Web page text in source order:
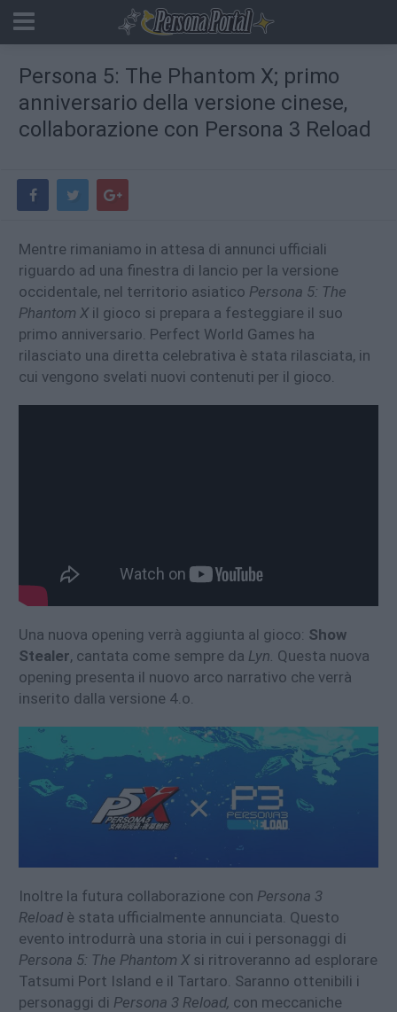
Persona 5: The Phantom X; primo
anniversario della versione cinese,
collaborazione con Persona 3 Reload
Mentre rimaniamo in attesa di annunci ufficiali
riguardo ad una finestra di lancio per la versione
occidentale, nel territorio asiatico Persona 5: The
Phantom X il gioco si prepara a festeggiare il suo
primo anniversario. Perfect World Games ha
rilasciato una diretta celebrativa è stata rilasciata, in
cui vengono svelati nuovi contenuti per il gioco.
Una nuova opening verrà aggiunta al gioco: Show
Stealer, cantata come sempre da Lyn. Questa nuova
opening presenta il nuovo arco narrativo che verrà
inserito dalla versione 4.o.
Inoltre la futura collaborazione con Persona 3
Reload è stata ufficialmente annunciata. Questo
evento introdurrà una storia in cui i personaggi di
Persona 5: The Phantom X si ritroveranno ad esplorare
Tatsumi Port Island e il Tartaro. Saranno ottenibili i
personaggi di Persona 3 Reload, con meccaniche